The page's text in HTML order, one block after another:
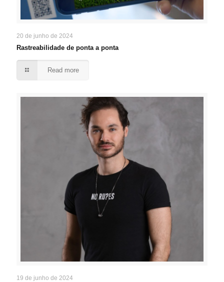
20 de junho de 2024
Rastreabilidade de ponta a ponta
Read more
19 de junho de 2024